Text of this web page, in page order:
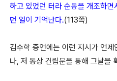
하고 있었던 터라 순동을 개조하
던 일이 기억난다.(113쪽)
김수학 증언에는 이런 지시가 언
나, 저 동상 건립문을 통해 그날을